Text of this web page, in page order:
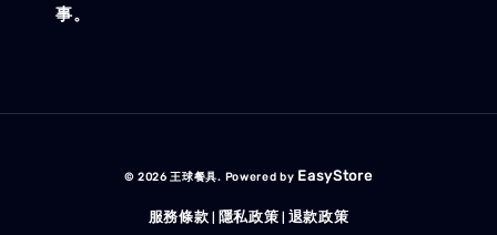
事。
© 2026 王球餐具. Powered by EasyStore
服務條款 隱私政策 退款政策